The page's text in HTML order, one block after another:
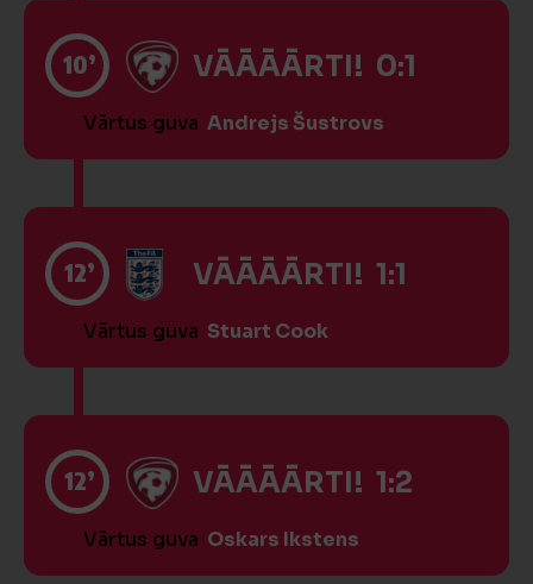
10’ VĀĀĀĀRTI! 0:1
Vārtus guva Andrejs Šustrovs
12’ VĀĀĀĀRTI! 1:1
Vārtus guva Stuart Cook
12’ VĀĀĀĀRTI! 1:2
Vārtus guva Oskars Ikstens